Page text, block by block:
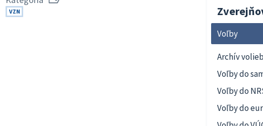
VZN
Voľby
Archív volieb
Voľby do
Voľby do
Voľby do